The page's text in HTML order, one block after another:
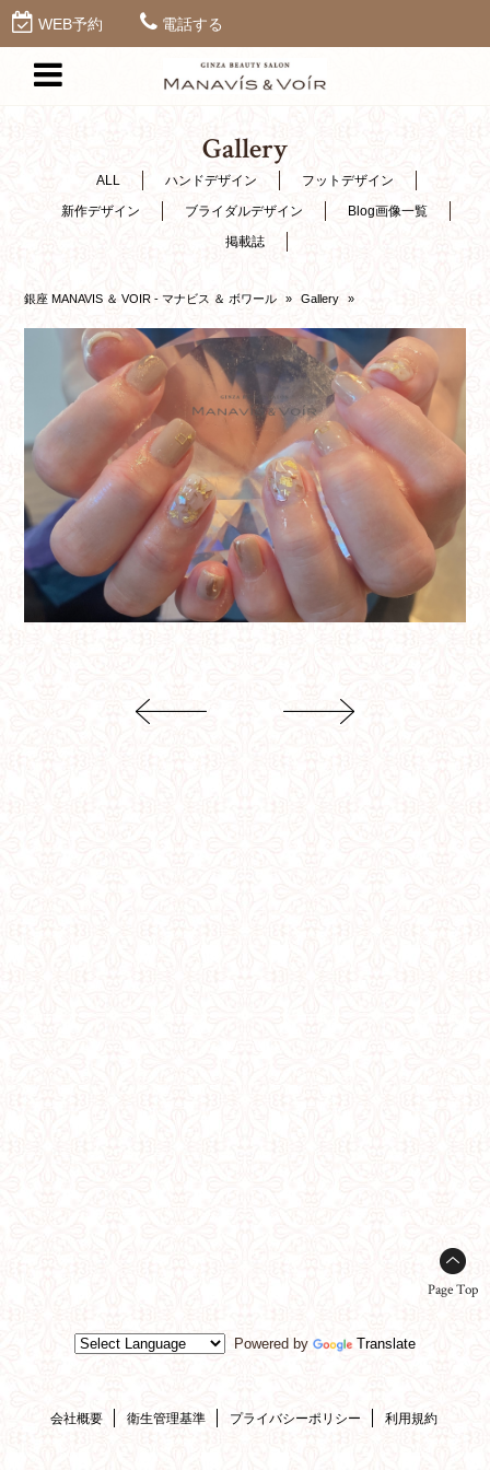
WEB予約 電話する
Gallery
ALL ハンドデザイン
フットデザイン
新作デザイン
ブライダルデザイン
Blog画像一覧
掲載誌
銀座 MANAVIS ＆ VOIR - マナビス ＆ ボワール » Gallery »
Page Top
Powered by Translate
会社概要 衛生管理基準 プライバシーポリシー 利用規約